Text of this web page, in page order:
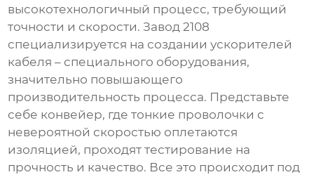
высокотехнологичный процесс, требующий
точности и скорости. Завод 2108
специализируется на создании ускорителей
кабеля – специального оборудования,
значительно повышающего
производительность процесса. Представьте
себе конвейер, где тонкие проволочки с
невероятной скоростью оплетаются
изоляцией, проходят тестирование на
прочность и качество. Все это происходит под